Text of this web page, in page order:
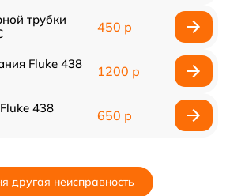
трубки
450 р
Fluke 438
1200 р
438
650 р
другая неисправность